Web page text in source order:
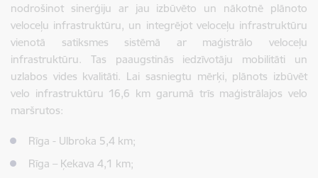
nodrošinot sinerģiju ar jau izbūvēto un nākotnē plānoto
veloceļu infrastruktūru, un integrējot veloceļu infrastruktūru
vienotā satiksmes sistēmā ar maģistrālo veloceļu
infrastruktūru. Tas paaugstinās iedzīvotāju mobilitāti un
uzlabos vides kvalitāti. Lai sasniegtu mērķi, plānots izbūvēt
velo infrastruktūru 16,6 km garumā trīs maģistrālajos velo
maršrutos:
Rīga - Ulbroka 5,4 km;
Rīga – Ķekava 4,1 km;